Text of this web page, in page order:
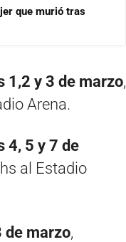
que murió tras
1,2 y 3 de marzo,
Arena.
4, 5 y 7 de
al Estadio
de marzo,